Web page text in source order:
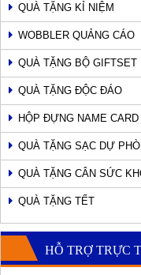
QUÀ TẶNG KỈ NIỆM
WOBBLER QUẢNG CÁO
QUÀ TẶNG BỘ GIFTSET
QUÀ TẶNG ĐỘC ĐÁO
HỘP ĐỰNG NAME CARD
QUÀ TẶNG SẠC DỰ
QUÀ TẶNG CÂN SỨC
QUÀ TẶNG TẾT
HỖ TRỢ TRỰC